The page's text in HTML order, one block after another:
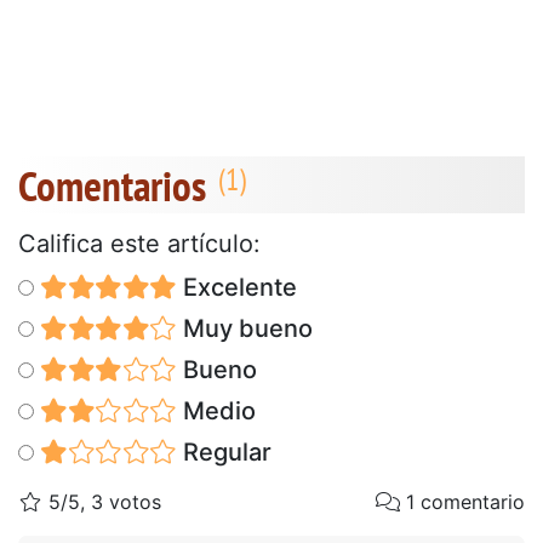
Comentarios
Califica este artículo:
Excelente
Muy bueno
Bueno
Medio
Regular
5/5, 3 votos 1 comentario